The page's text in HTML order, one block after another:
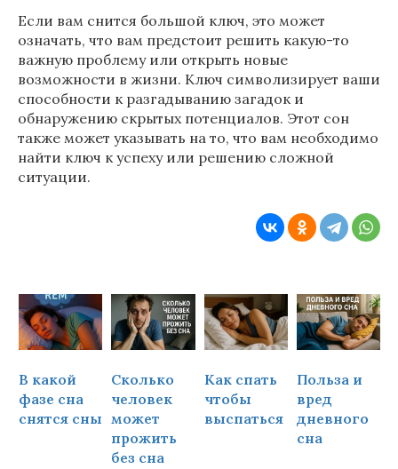
Если вам снится большой ключ, это может
означать, что вам предстоит решить какую-то
важную проблему или открыть новые
возможности в жизни. Ключ символизирует ваши
способности к разгадыванию загадок и
обнаружению скрытых потенциалов. Этот сон
также может указывать на то, что вам необходимо
найти ключ к успеху или решению сложной
ситуации.
В какой
фазе сна
снятся сны
Сколько
человек
может
прожить
без сна
Как спать
чтобы
выспаться
Польза и
вред
дневного
сна